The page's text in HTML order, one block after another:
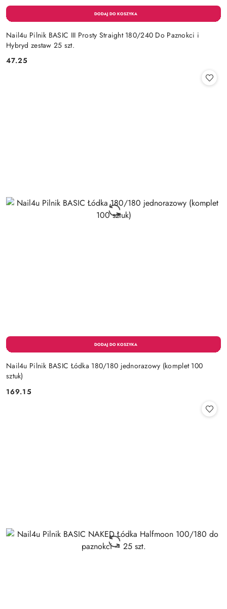
Nail4u Pilnik BASIC III Prosty Straight 180/240 Do Paznokci i
Hybryd zestaw 25 szt.
Cena:
47.25
Nail4u Pilnik BASIC Łódka 180/180 jednorazowy (komplet 100
sztuk)
Cena:
169.15